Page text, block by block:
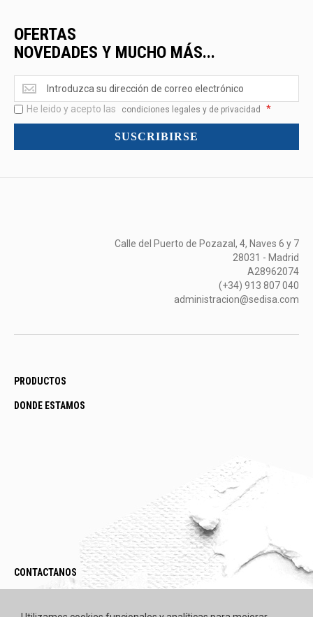
OFERTAS
NOVEDADES Y MUCHO MÁS...
Ofertas
<br>Novedades
y
mucho
He leido y acepto las condiciones legales y de privacidad *
SUSCRIBIRSE
Calle del Puerto de Pozazal, 4, Naves 6 y 7
28031 - Madrid
A28962074
(+34) 913 807 040
administracion@sedisa.com
PRODUCTOS
DONDE ESTAMOS
CONTACTANOS